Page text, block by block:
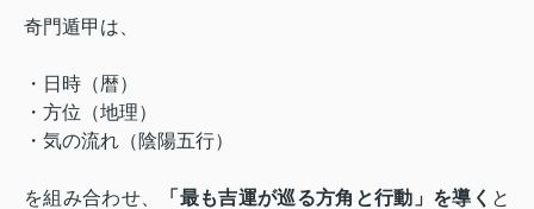
奇門遁甲は、
・日時（暦）
・方位（地理）
・気の流れ（陰陽五行）
を組み合わせ、 「最も吉運が巡る方角と行動」を導く と